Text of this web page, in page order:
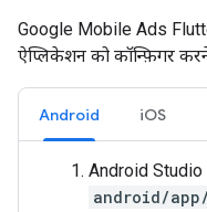
Google Mobile Ads
ऐप्लिकेशन को कॉन्फ़िगर
Android iOS
Android Studio
android/